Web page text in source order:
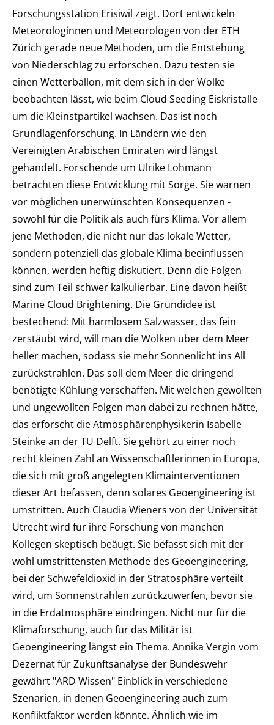
Forschungsstation Erisiwil zeigt. Dort entwickeln
Meteorologinnen und Meteorologen von der ETH
Zürich gerade neue Methoden, um die Entstehung
von Niederschlag zu erforschen. Dazu testen sie
einen Wetterballon, mit dem sich in der Wolke
beobachten lässt, wie beim Cloud Seeding Eiskristalle
um die Kleinstpartikel wachsen. Das ist noch
Grundlagenforschung. In Ländern wie den
Vereinigten Arabischen Emiraten wird längst
gehandelt. Forschende um Ulrike Lohmann
betrachten diese Entwicklung mit Sorge. Sie warnen
vor möglichen unerwünschten Konsequenzen -
sowohl für die Politik als auch fürs Klima. Vor allem
jene Methoden, die nicht nur das lokale Wetter,
sondern potenziell das globale Klima beeinflussen
können, werden heftig diskutiert. Denn die Folgen
sind zum Teil schwer kalkulierbar. Eine davon heißt
Marine Cloud Brightening. Die Grundidee ist
bestechend: Mit harmlosem Salzwasser, das fein
zerstäubt wird, will man die Wolken über dem Meer
heller machen, sodass sie mehr Sonnenlicht ins All
zurückstrahlen. Das soll dem Meer die dringend
benötigte Kühlung verschaffen. Mit welchen gewollten
und ungewollten Folgen man dabei zu rechnen hätte,
das erforscht die Atmosphärenphysikerin Isabelle
Steinke an der TU Delft. Sie gehört zu einer noch
recht kleinen Zahl an Wissenschaftlerinnen in Europa,
die sich mit groß angelegten Klimainterventionen
dieser Art befassen, denn solares Geoengineering ist
umstritten. Auch Claudia Wieners von der Universität
Utrecht wird für ihre Forschung von manchen
Kollegen skeptisch beäugt. Sie befasst sich mit der
wohl umstrittensten Methode des Geoengineering,
bei der Schwefeldioxid in der Stratosphäre verteilt
wird, um Sonnenstrahlen zurückzuwerfen, bevor sie
in die Erdatmosphäre eindringen. Nicht nur für die
Klimaforschung, auch für das Militär ist
Geoengineering längst ein Thema. Annika Vergin vom
Dezernat für Zukunftsanalyse der Bundeswehr
gewährt "ARD Wissen" Einblick in verschiedene
Szenarien, in denen Geoengineering auch zum
Konfliktfaktor werden könnte. Ähnlich wie im